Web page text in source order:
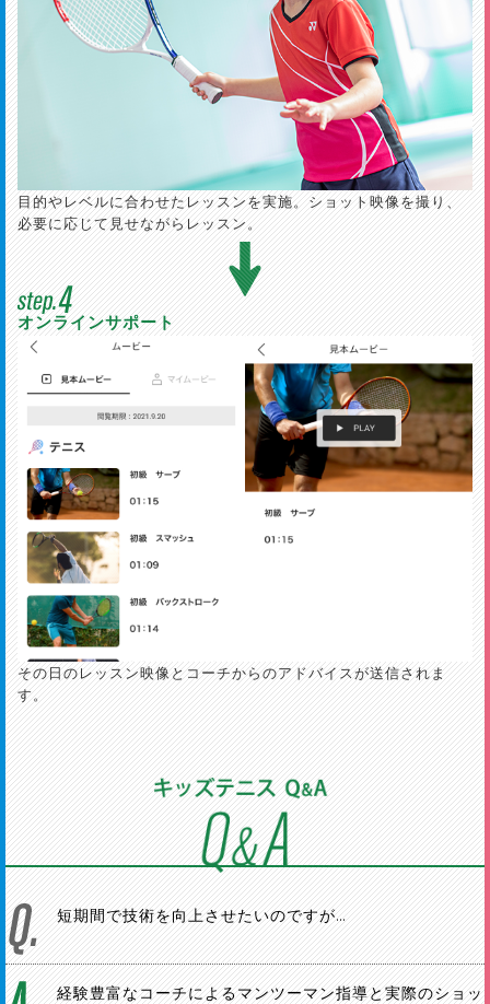
目的やレベルに合わせたレッスンを実施。ショット映像を撮り、
必要に応じて見せながらレッスン。
オンラインサポート
その日のレッスン映像とコーチからのアドバイスが送信されま
す。
短期間で技術を向上させたいのですが…
経験豊富なコーチによるマンツーマン指導と実際のショッ